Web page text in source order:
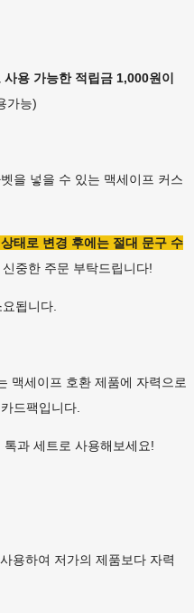
용 가능한 적립금 1,000원이
가능)
을 넣을 수 있는 맥세이프 커스
태로 변경 후에는 절대 문구 수
중한 주문 부탁드립니다!
됩니다.
맥세이프 호환 제품에 자력으로
드팩입니다.
과 세트로 사용해보세요!
용하여 저가의 제품보다 자력